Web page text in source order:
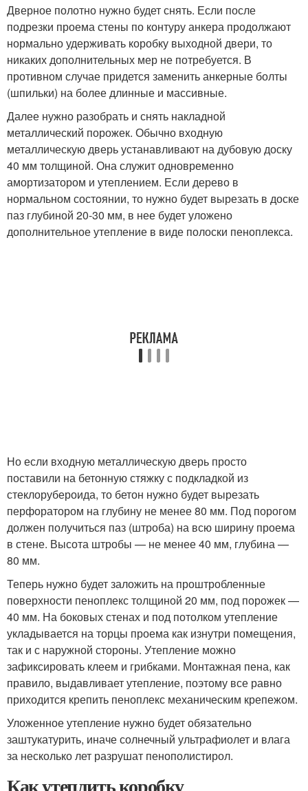
Дверное полотно нужно будет снять. Если после
подрезки проема стены по контуру анкера продолжают
нормально удерживать коробку выходной двери, то
никаких дополнительных мер не потребуется. В
противном случае придется заменить анкерные болты
(шпильки) на более длинные и массивные.
Далее нужно разобрать и снять накладной
металлический порожек. Обычно входную
металлическую дверь устанавливают на дубовую доску
40 мм толщиной. Она служит одновременно
амортизатором и утеплением. Если дерево в
нормальном состоянии, то нужно будет вырезать в доске
паз глубиной 20-30 мм, в нее будет уложено
дополнительное утепление в виде полоски пеноплекса.
Но если входную металлическую дверь просто
поставили на бетонную стяжку с подкладкой из
стеклорубероида, то бетон нужно будет вырезать
перфоратором на глубину не менее 80 мм. Под порогом
должен получиться паз (штроба) на всю ширину проема
в стене. Высота штробы — не менее 40 мм, глубина —
80 мм.
Теперь нужно будет заложить на проштробленные
поверхности пеноплекс толщиной 20 мм, под порожек —
40 мм. На боковых стенах и под потолком утепление
укладывается на торцы проема как изнутри помещения,
так и с наружной стороны. Утепление можно
зафиксировать клеем и грибками. Монтажная пена, как
правило, выдавливает утепление, поэтому все равно
приходится крепить пеноплекс механическим крепежом.
Уложенное утепление нужно будет обязательно
заштукатурить, иначе солнечный ультрафиолет и влага
за несколько лет разрушат пенополистирол.